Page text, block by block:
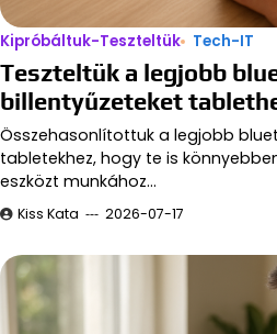
Kipróbáltuk-Teszteltük Tech-IT
Teszteltük a legjobb
billentyűzeteket
Összehasonlítottuk a legjobb
tabletekhez, hogy te is
eszközt munkához…
Kiss Kata 2026-07-17